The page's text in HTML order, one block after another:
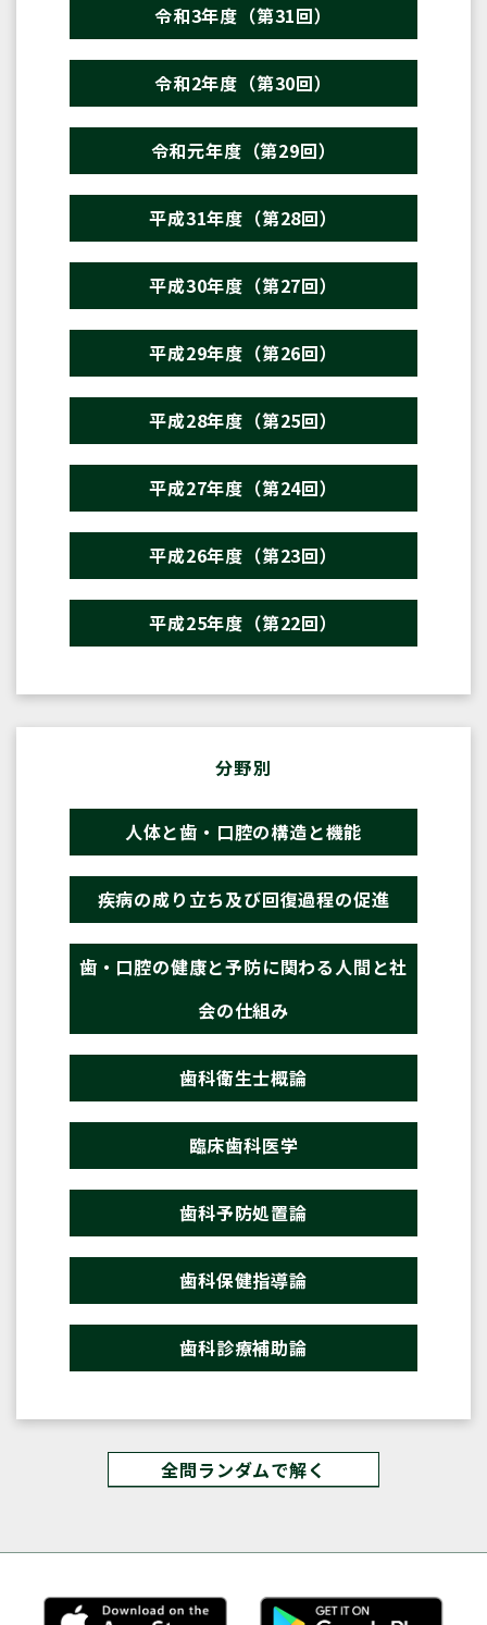
令和3年度（第31回）
令和2年度（第30回）
令和元年度（第29回）
平成31年度（第28回）
平成30年度（第27回）
平成29年度（第26回）
平成28年度（第25回）
平成27年度（第24回）
平成26年度（第23回）
平成25年度（第22回）
分野別
人体と歯・口腔の構造と機能
疾病の成り立ち及び回復過程の促進
歯・口腔の健康と予防に関わる人間と社
会の仕組み
歯科衛生士概論
臨床歯科医学
歯科予防処置論
歯科保健指導論
歯科診療補助論
全問ランダムで解く